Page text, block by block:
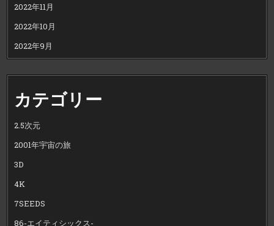
2022年11月
2022年10月
2022年9月
カテゴリー
2.5次元
2001年宇宙の旅
3D
4K
7SEEDS
86-エイティシックス-